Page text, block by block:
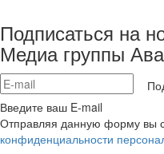
Подписаться на
Медиа группы
Введите ваш E-mail
Отправляя данную форму вы
конфиденциальности